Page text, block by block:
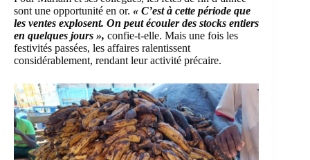
sont une opportunité en or. « C’est à cette période que
les ventes explosent. On peut écouler des stocks entiers
en quelques jours », confie-t-elle. Mais une fois les
festivités passées, les affaires ralentissent
considérablement, rendant leur activité précaire.